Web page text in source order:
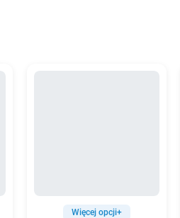
Więcej opcji+